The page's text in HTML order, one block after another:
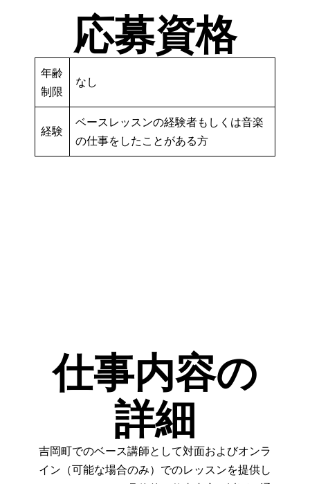
応募資格
年齢
制限
なし
経験
ベースレッスンの経験者もしくは音楽
の仕事をしたことがある方
仕事内容の
詳細
吉岡町でのベース講師として対面およびオンラ
イン（可能な場合のみ）でのレッスンを提供し